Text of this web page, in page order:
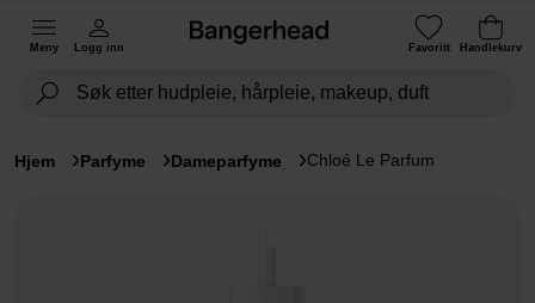
Meny Logg inn Favoritt Handlekurv
Hjem Parfyme Dameparfyme Chloé Le Parfum